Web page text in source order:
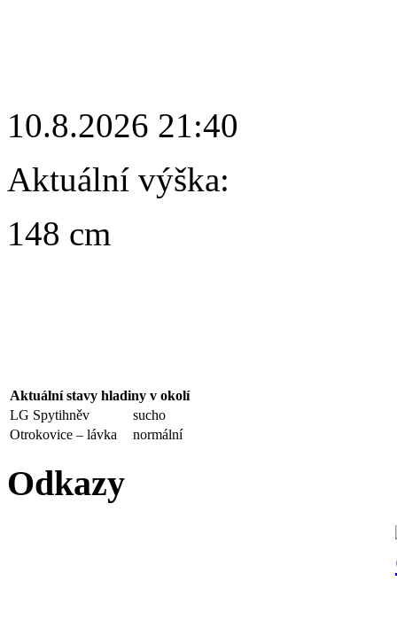
10.8.2026 21:40
Aktuální výška:
148 cm
Aktuální stavy hladiny v okolí
LG Spytihněv
sucho
Otrokovice – lávka
normální
Odkazy